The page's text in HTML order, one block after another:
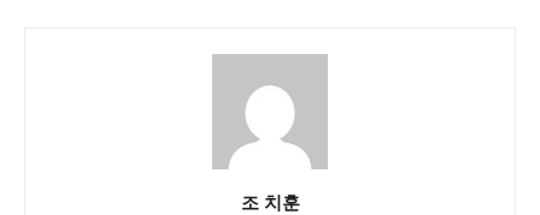
조 치훈